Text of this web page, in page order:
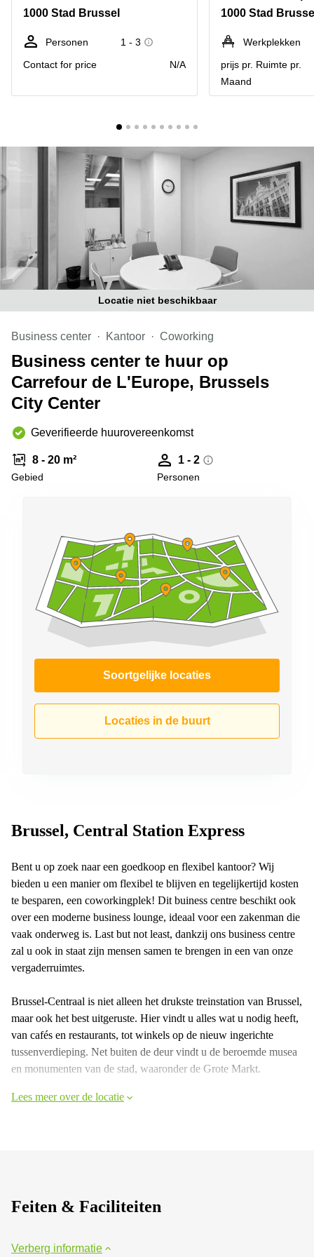
huren
Elsene
Brugge
Herentals
ruimtes te
Gent
huren in
Handelspand
centre
d'affaires
virtueel
Antwerpen
Vergaderzaal
huren in
Antwerpen
Locaux
à louer en
Kantoor
1000 Stad Brussel
Personen
1 - 3
Contact for price
N/A
1000 Stad
Werkplekken
prijs pr. Ruimte pr.
Maand
Locatie niet beschikbaar
Business center Kantoor Coworking
Business center te huur op
Carrefour de L'Europe, Brussels
City Center
Geverifieerde huurovereenkomst
8 - 20 m²
Gebied
1 - 2
Personen
Soortgelijke locaties
Locaties in de buurt
Brussel, Central Station Express
Bent u op zoek naar een goedkoop en flexibel kantoor? Wij
bieden u een manier om flexibel te blijven en tegelijkertijd kosten
te besparen, een coworkingplek! Dit buiness centre beschikt ook
over een moderne business lounge, ideaal voor een zakenman die
vaak onderweg is. Last but not least, dankzij ons business centre
zal u ook in staat zijn mensen samen te brengen in een van onze
vergaderruimtes.
Brussel-Centraal is niet alleen het drukste treinstation van Brussel,
maar ook het best uitgeruste. Hier vindt u alles wat u nodig heeft,
van cafés en restaurants, tot winkels op de nieuw ingerichte
tussenverdieping. Net buiten de deur vindt u de beroemde musea
en monumenten van de stad, waaronder de Grote Markt.
Lees meer over de locatie
Feiten & Faciliteiten
Verberg informatie